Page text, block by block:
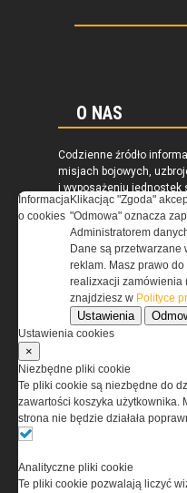
O NAS
Codzienne źródło
misjach bojowych,
i wyposażeniu jednostek
REGULAMIN
Regulamin określa
www.special-ops.pl
Korzystanie z portalu
z zaakceptowaniem
przez Grupa MEDIUM
(zwana dalej Grupa
Informacja
o cookies
Klikacjąc "Zgoda"
"Odmowa" oznacza
Administratorem
Dane są
reklam. Masz prawo
realizxacji zamówienia
znajdziesz w Polityce
Ustawienia
Ustawienia cookies
×
Niezbędne pliki cookie
Te pliki cookie są niezbędne do
zawartości koszyka użytkownika.
strona nie będzie działała
Analityczne pliki cookie
Te pliki cookie pozwalają liczyć